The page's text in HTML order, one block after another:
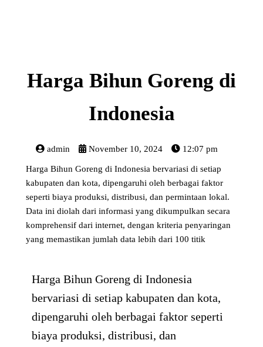
Harga Bihun Goreng di
Indonesia
admin November 10, 2024 12:07 pm
Harga Bihun Goreng di Indonesia bervariasi di setiap
kabupaten dan kota, dipengaruhi oleh berbagai faktor
seperti biaya produksi, distribusi, dan permintaan lokal.
Data ini diolah dari informasi yang dikumpulkan secara
komprehensif dari internet, dengan kriteria penyaringan
yang memastikan jumlah data lebih dari 100 titik
Harga Bihun Goreng di Indonesia
bervariasi di setiap kabupaten dan kota,
dipengaruhi oleh berbagai faktor seperti
biaya produksi, distribusi, dan